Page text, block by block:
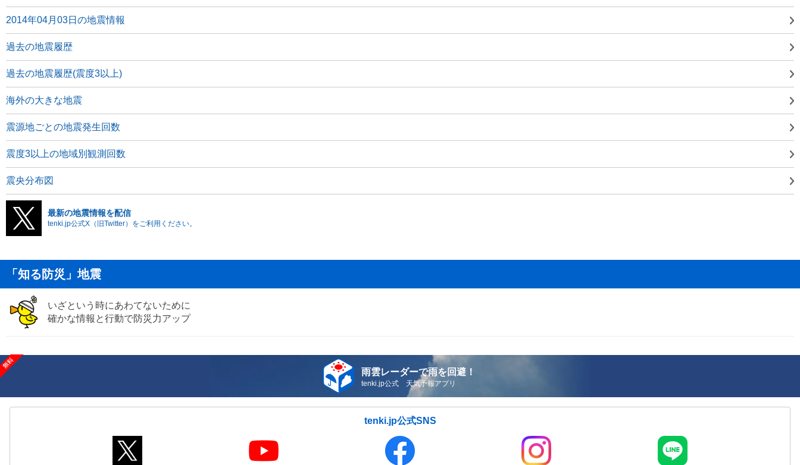
2014年04月03日の地震情報
過去の地震履歴
過去の地震履歴(震度3以上)
海外の大きな地震
震源地ごとの地震発生回数
震度3以上の地域別観測回数
震央分布図
最新の地震情報を配信
tenki.jp公式X（旧Twitter）をご利用ください。
「知る防災」地震
いざという時にあわてないために
確かな情報と行動で防災力アップ
雨雲レーダーで雨を回避！
tenki.jp公式 天気予報アプリ
tenki.jp公式SNS